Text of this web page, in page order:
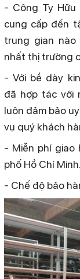
- Công Ty
cung cấp đến
trung gian
nhất thị trường
- Với bề dày
đã hợp tác với
luôn đảm bảo
vụ quý khách
- Miễn phí giao
phố Hồ Chí Minh.
- Chế độ bảo